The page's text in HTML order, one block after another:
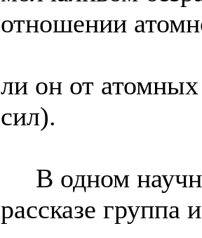
отношении
ли он от
сил).
В одном
рассказе группа